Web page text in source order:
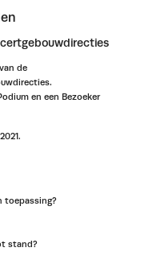
de
en een Bezoeker
toepassing?
stand?